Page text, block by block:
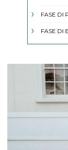
FASE DI
FASE DI